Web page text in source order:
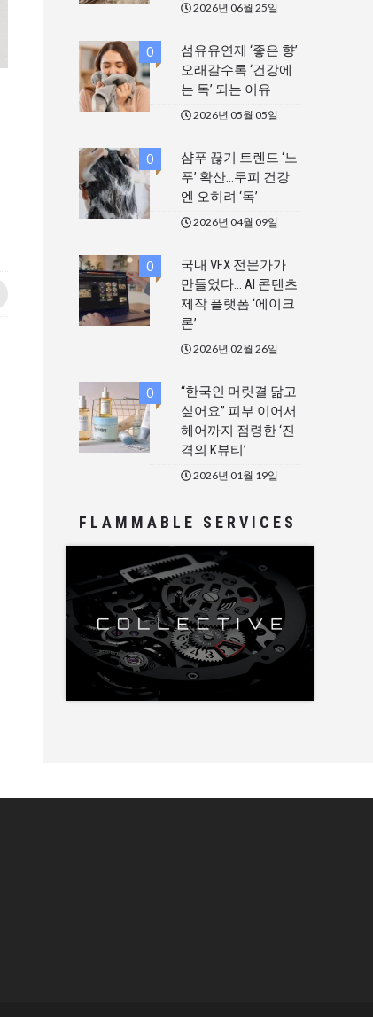
2026년 06월 25일
0
섬유유연제 ‘좋은 향’
오래갈수록 ‘건강에
는 독’ 되는 이유
2026년 05월 05일
0
샴푸 끊기 트렌드 ‘노
푸’ 확산…두피 건강
엔 오히려 ‘독’
2026년 04월 09일
0
국내 VFX 전문가가
만들었다… AI 콘텐츠
제작 플랫폼 ‘에이크
론’
2026년 02월 26일
0
“한국인 머릿결 닮고
싶어요” 피부 이어서
헤어까지 점령한 ‘진
격의 K뷰티’
2026년 01월 19일
FLAMMABLE SERVICES